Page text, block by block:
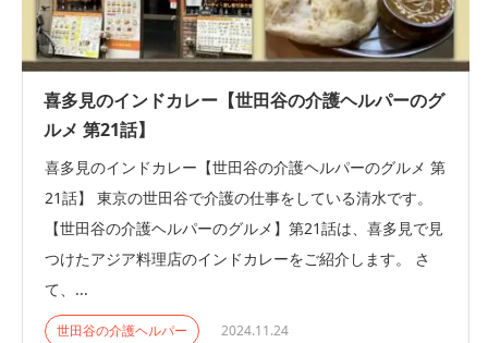
喜多見のインドカレー【世田谷の介護ヘルパーのグ
ルメ 第21話】
喜多見のインドカレー【世田谷の介護ヘルパーのグルメ 第
21話】 東京の世田谷で介護の仕事をしている清水です。
【世田谷の介護ヘルパーのグルメ】第21話は、喜多見で見
つけたアジア料理店のインドカレーをご紹介します。 さ
て、...
世田谷の介護ヘルパー 2024.11.24